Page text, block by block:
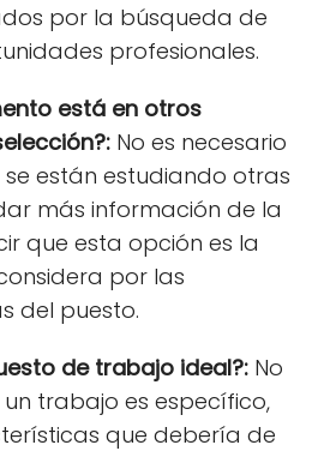
por la búsqueda de
profesionales.
está en otros
No es necesario
están estudiando otras
más información de la
que esta opción es la
por las
del puesto.
de trabajo ideal?: No
trabajo es específico,
que debería de